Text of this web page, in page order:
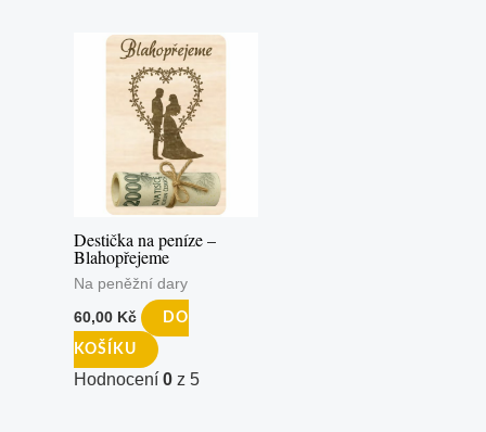
Destička na peníze –
Blahopřejeme
Na peněžní dary
60,00 Kč DO
KOŠÍKU
Hodnocení 0 z 5